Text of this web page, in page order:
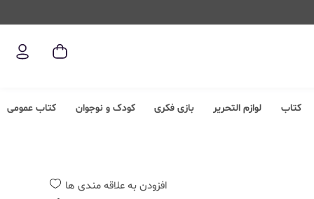
کتاب لوازم التحریر بازی فکری کودک و نوجوان کتاب عمومی
افزودن به علاقه مندی ها